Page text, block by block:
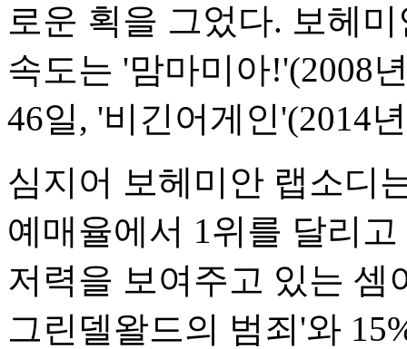
로운 획을 그었다. 보헤
속도는 '맘마미아!'(2008
46일, '비긴어게인'(2014
심지어 보헤미안 랩소디
예매율에서 1위를 달리
저력을 보여주고 있는 셈
그린델왈드의 범죄'와